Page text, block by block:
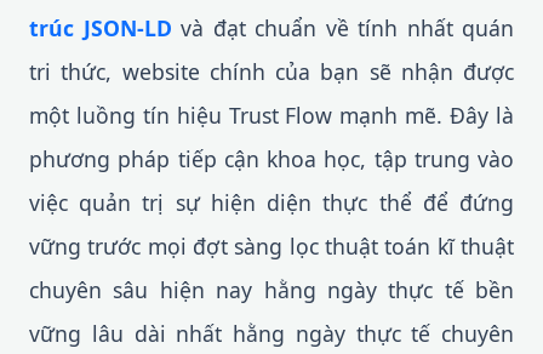
trúc JSON-LD và đạt chuẩn về tính nhất quán
tri thức, website chính của bạn sẽ nhận được
một luồng tín hiệu Trust Flow mạnh mẽ. Đây là
phương pháp tiếp cận khoa học, tập trung vào
việc quản trị sự hiện diện thực thể để đứng
vững trước mọi đợt sàng lọc thuật toán kĩ thuật
chuyên sâu hiện nay hằng ngày thực tế bền
vững lâu dài nhất hằng ngày thực tế chuyên